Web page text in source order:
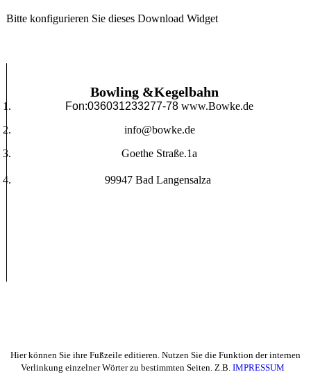
Bitte konfigurieren Sie dieses Download Widget
Bowling &Kegelbahn
Fon:036031233277-78www.Bowke.de
info@bowke.de
Goethe Straße.1a
99947 Bad Langensalza
Hier können Sie ihre Fußzeile editieren. Nutzen Sie die Funktion der internen
Verlinkung einzelner Wörter zu bestimmten Seiten. Z.B. IMPRESSUM